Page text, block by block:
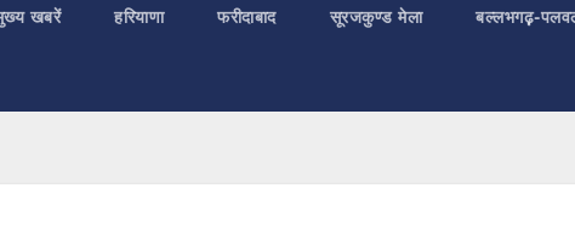
खबरें हरियाणा फरीदाबाद सूरजकुण्ड मेला बल्लभगढ़़-